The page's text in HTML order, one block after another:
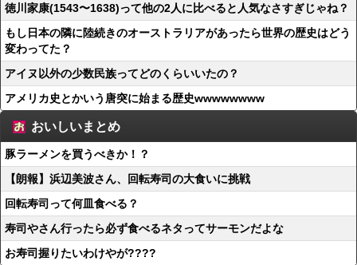
徳川家康(1543〜1638)って他の2人に比べると人気なさすぎじゃね？
もし日本の隣に陸続きのオーストラリアがあったら世界の歴史はどう
変わってた？
アイヌ以外の少数民族ってどのくらいいたの？
アメリカ史とかいう唐突に始まる歴史wwwwwwww
おいしいまとめ
豚ラーメンを買うべきか！？
【朗報】浜辺美波さん、回転寿司の大食いに挑戦
回転寿司って何皿食べる？
寿司やさん行ったら必ず食べるネタってサーモンだよな
お寿司握りたいわけやが????